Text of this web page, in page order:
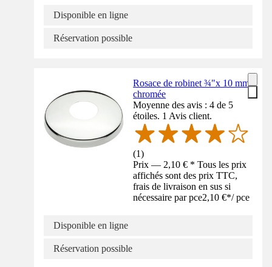
Disponible en ligne
Réservation possible
Rosace de robinet ¾"x 10 mm
chromée
Moyenne des avis : 4 de 5
étoiles. 1 Avis client.
(1)
Prix — 2,10 € * Tous les prix
affichés sont des prix TTC,
frais de livraison en sus si
nécessaire par pce2,10 €*/ pce
Disponible en ligne
Réservation possible